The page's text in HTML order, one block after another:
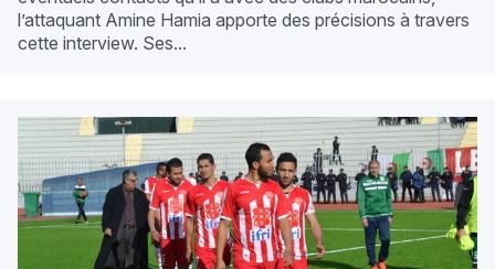
l’attaquant Amine Hamia apporte des précisions à travers
cette interview. Ses...